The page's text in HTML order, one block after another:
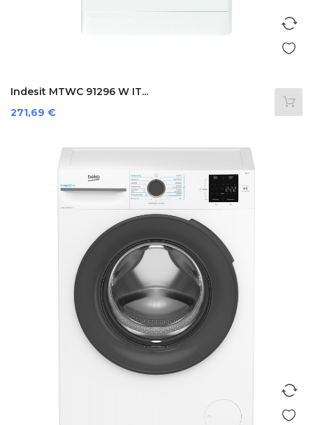
Indesit MTWC 91296 W IT...
Preis
271,69 €